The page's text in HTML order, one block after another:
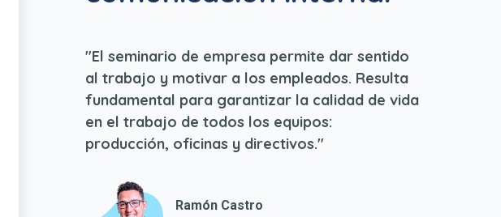
"El seminario de empresa permite dar sentido
al trabajo y motivar a los empleados. Resulta
fundamental para garantizar la calidad de vida
en el trabajo de todos los equipos:
producción, oficinas y directivos."
Ramón Castro